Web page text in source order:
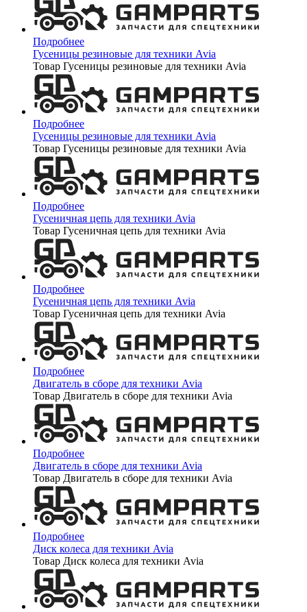
Подробнее
Гусеницы резиновые для техники Avia
Товар Гусеницы резиновые для техники Avia
Подробнее
Гусеницы резиновые для техники Avia
Товар Гусеницы резиновые для техники Avia
Подробнее
Гусеничная цепь для техники Avia
Товар Гусеничная цепь для техники Avia
Подробнее
Гусеничная цепь для техники Avia
Товар Гусеничная цепь для техники Avia
Подробнее
Двигатель в сборе для техники Avia
Товар Двигатель в сборе для техники Avia
Подробнее
Двигатель в сборе для техники Avia
Товар Двигатель в сборе для техники Avia
Подробнее
Диск колеса для техники Avia
Товар Диск колеса для техники Avia